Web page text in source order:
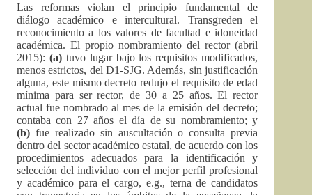
Las reformas violan el principio fundamental de
diálogo académico e intercultural. Transgreden el
reconocimiento a los valores de facultad e idoneidad
académica. El propio nombramiento del rector (abril
2015): (a)tuvo lugar bajo los requisitos modificados,
menos estrictos, del D1-SJG. Además, sin justificación
alguna, este mismo decreto redujo el requisito de edad
mínima para ser rector, de 30 a 25 años. El rector
actual fue nombrado al mes de la emisión del decreto;
contaba con 27 años el día de su nombramiento; y
(b) fue realizado sin auscultación o consulta previa
dentro del sector académico estatal, de acuerdo con los
procedimientos adecuados para la identificación y
selección del individuo con el mejor perfil profesional
y académico para el cargo, e.g., terna de candidatos